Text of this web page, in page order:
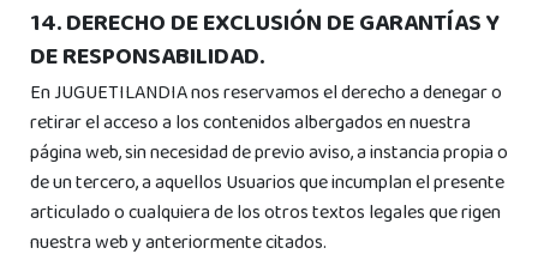
14. DERECHO DE EXCLUSIÓN DE GARANTÍAS Y
DE RESPONSABILIDAD.
En JUGUETILANDIA nos reservamos el derecho a denegar o
retirar el acceso a los contenidos albergados en nuestra
página web, sin necesidad de previo aviso, a instancia propia o
de un tercero, a aquellos Usuarios que incumplan el presente
articulado o cualquiera de los otros textos legales que rigen
nuestra web y anteriormente citados.